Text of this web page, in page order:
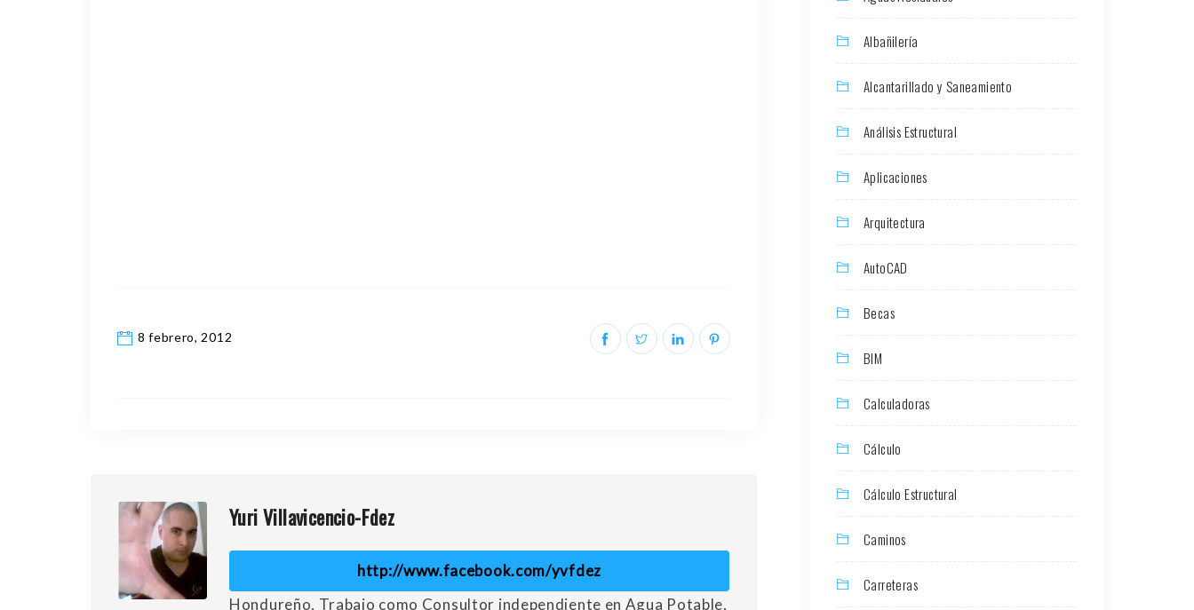
8 febrero, 2012
Yuri Villavicencio-Fdez
http://www.facebook.com/yvfdez
Hondureño, Trabajo como Consultor independiente en Agua Potable,
Albañilería
Alcantarillado y Saneamiento
Análisis Estructural
Aplicaciones
Arquitectura
AutoCAD
Becas
BIM
Calculadoras
Cálculo
Cálculo Estructural
Caminos
Carreteras